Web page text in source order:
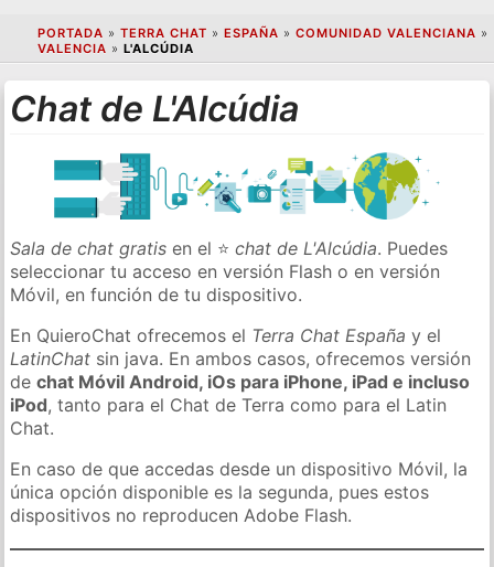
PORTADA » TERRA CHAT » ESPAÑA » COMUNIDAD VALENCIANA »
VALENCIA » L'ALCÚDIA
Chat de L'Alcúdia
Sala de chat gratis en el ⭐chat de L'Alcúdia. Puedes
seleccionar tu acceso en versión Flash o en versión
Móvil, en función de tu dispositivo.
En QuieroChat ofrecemos el Terra Chat España y el
LatinChat sin java. En ambos casos, ofrecemos versión
dechat Móvil Android, iOs para iPhone, iPad e incluso
iPod, tanto para el Chat de Terra como para el Latin
Chat.
En caso de que accedas desde un dispositivo Móvil, la
única opción disponible es la segunda, pues estos
dispositivos no reproducen Adobe Flash.